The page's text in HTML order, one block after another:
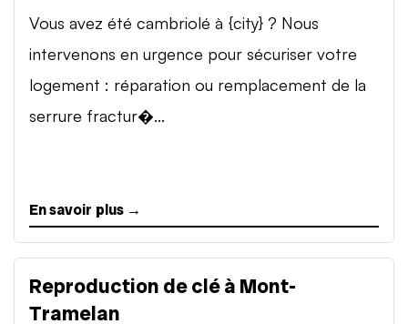
Vous avez été cambriolé à {city} ? Nous
intervenons en urgence pour sécuriser votre
logement : réparation ou remplacement de la
serrure fractur�...
En savoir plus →
Reproduction de clé à Mont-
Tramelan